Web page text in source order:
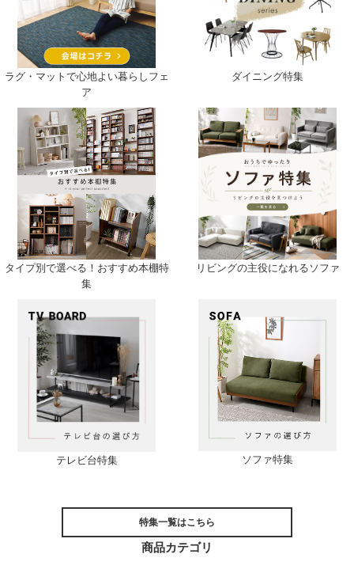
ラグ・マットで心地よい暮らしフェ
ア
ダイニング特集
タイプ別で選べる！おすすめ本棚特
集
リビングの主役になれるソファ
テレビ台特集 ソファ特集
特集一覧はこちら
商品カテゴリ